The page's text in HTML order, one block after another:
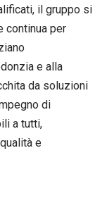
il gruppo si
continua per
e alla
da soluzioni
di
a tutti,
e